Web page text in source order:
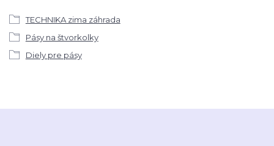
TECHNIKA zima záhrada
Pásy na štvorkolky
Diely pre pásy